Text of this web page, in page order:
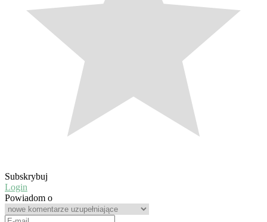
Subskrybuj
Login
Powiadom o